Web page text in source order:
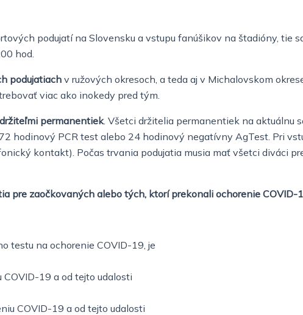
podujatí na Slovensku a vstupu fanúšikov na štadióny, tie
hod.
podujatiach v ružových okresoch, a teda aj v Michalovskom
viac ako inokedy pred tým.
permanentiek. Všetci držitelia permanentiek na aktuálnu
hodinový PCR test alebo 24 hodinový negatívny AgTest. Pri
kontakt). Počas trvania podujatia musia mať všetci diváci
pre zaočkovaných alebo tých, ktorí prekonali ochorenie COVID-
testu na ochorenie COVID-19, je
19 a od tejto udalosti
COVID-19 a od tejto udalosti